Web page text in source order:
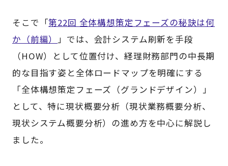
そこで「第22回 全体構想策定フェーズの秘訣は何
か（前編） 」では、会計システム刷新を手段
（HOW）として位置付け、経理財務部門の中長期
的な目指す姿と全体ロードマップを明確にする
「全体構想策定フェーズ（グランドデザイン）」
として、特に現状概要分析（現状業務概要分析、
現状システム概要分析）の進め方を中心に解説し
ました。